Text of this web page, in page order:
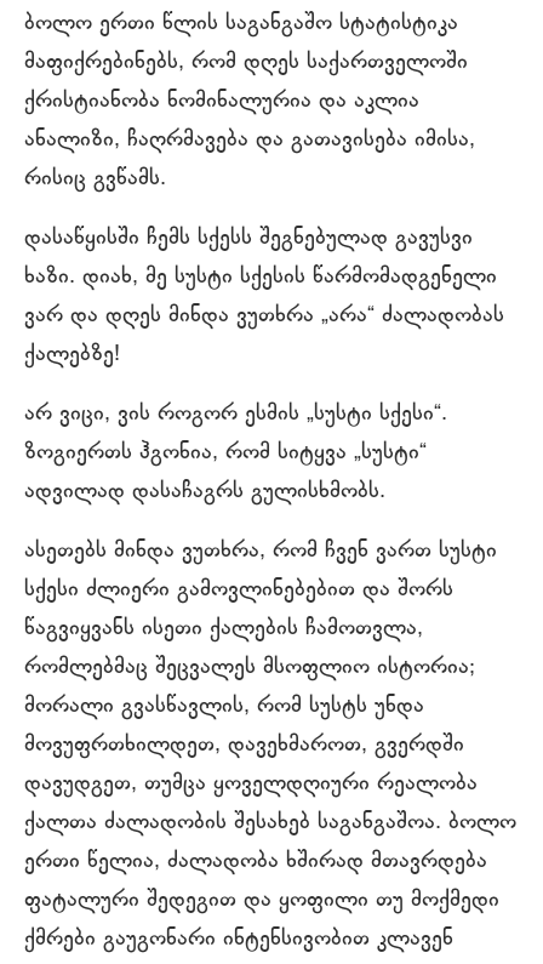
ბოლო ერთი წლის საგანგაშო სტატისტიკა
მაფიქრებინებს, რომ დღეს საქართველოში
ქრისტიანობა ნომინალურია და აკლია
ანალიზი, ჩაღრმავება და გათავისება იმისა,
რისიც გვწამს.
დასაწყისში ჩემს სქესს შეგნებულად გავუსვი
ხაზი. დიახ, მე სუსტი სქესის წარმომადგენელი
ვარ და დღეს მინდა ვუთხრა „არა“ ძალადობას
ქალებზე!
არ ვიცი, ვის როგორ ესმის „სუსტი სქესი“.
ზოგიერთს ჰგონია, რომ სიტყვა „სუსტი“
ადვილად დასაჩაგრს გულისხმობს.
ასეთებს მინდა ვუთხრა, რომ ჩვენ ვართ სუსტი
სქესი ძლიერი გამოვლინებებით და შორს
წაგვიყვანს ისეთი ქალების ჩამოთვლა,
რომლებმაც შეცვალეს მსოფლიო ისტორია;
მორალი გვასწავლის, რომ სუსტს უნდა
მოვუფრთხილდეთ, დავეხმაროთ, გვერდში
დავუდგეთ, თუმცა ყოველდღიური რეალობა
ქალთა ძალადობის შესახებ საგანგაშოა. ბოლო
ერთი წელია, ძალადობა ხშირად მთავრდება
ფატალური შედეგით და ყოფილი თუ მოქმედი
ქმრები გაუგონარი ინტენსივობით კლავენ